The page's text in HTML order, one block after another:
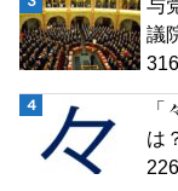
与
議
は